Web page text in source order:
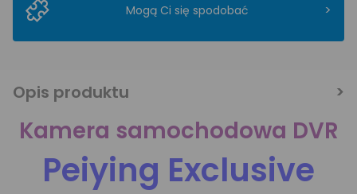
Mogą Ci się spodobać >
Opis produktu
Kamera samochodowa DVR
Peiying Exclusive